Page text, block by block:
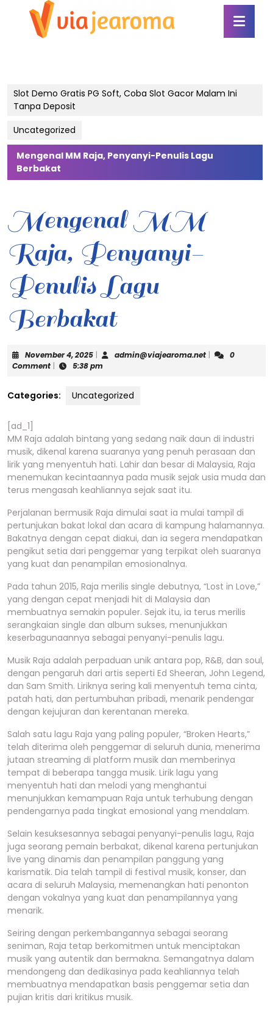
Slot Demo Gratis PG Soft, Coba Slot Gacor Malam Ini
Tanpa Deposit
Uncategorized
Mengenal MM Raja, Penyanyi-Penulis Lagu
Berbakat
Mengenal MM
Raja, Penyanyi-
Penulis Lagu
Berbakat
November 4, 2025November
4,
| admin@viajearoma.net |
0
Comment | 5:38 pm
Categories: Uncategorized
[ad_1]
MM Raja adalah bintang yang sedang naik daun di industri
musik, dikenal karena suaranya yang penuh perasaan dan
lirik yang menyentuh hati. Lahir dan besar di Malaysia, Raja
menemukan kecintaannya pada musik sejak usia muda dan
terus mengasah keahliannya sejak saat itu.
Perjalanan bermusik Raja dimulai saat ia mulai tampil di
pertunjukan bakat lokal dan acara di kampung halamannya.
Bakatnya dengan cepat diakui, dan ia segera mendapatkan
pengikut setia dari penggemar yang terpikat oleh suaranya
yang kuat dan penampilan emosionalnya.
Pada tahun 2015, Raja merilis single debutnya, “Lost in Love,”
yang dengan cepat menjadi hit di Malaysia dan
membuatnya semakin populer. Sejak itu, ia terus merilis
serangkaian single dan album sukses, menunjukkan
keserbagunaannya sebagai penyanyi-penulis lagu.
Musik Raja adalah perpaduan unik antara pop, R&B, dan soul,
dengan pengaruh dari artis seperti Ed Sheeran, John Legend,
dan Sam Smith. Liriknya sering kali menyentuh tema cinta,
patah hati, dan pertumbuhan pribadi, menarik pendengar
dengan kejujuran dan kerentanan mereka.
Salah satu lagu Raja yang paling populer, “Broken Hearts,”
telah diterima oleh penggemar di seluruh dunia, menerima
jutaan streaming di platform musik dan memberinya
tempat di beberapa tangga musik. Lirik lagu yang
menyentuh hati dan melodi yang menghantui
menunjukkan kemampuan Raja untuk terhubung dengan
pendengarnya pada tingkat emosional yang mendalam.
Selain kesuksesannya sebagai penyanyi-penulis lagu, Raja
juga seorang pemain berbakat, dikenal karena pertunjukan
live yang dinamis dan penampilan panggung yang
karismatik. Dia telah tampil di festival musik, konser, dan
acara di seluruh Malaysia, memenangkan hati penonton
dengan vokalnya yang kuat dan penampilannya yang
menarik.
Seiring dengan perkembangannya sebagai seorang
seniman, Raja tetap berkomitmen untuk menciptakan
musik yang autentik dan bermakna. Semangatnya dalam
mendongeng dan dedikasinya pada keahliannya telah
membuatnya mendapatkan basis penggemar setia dan
pujian kritis dari kritikus musik.